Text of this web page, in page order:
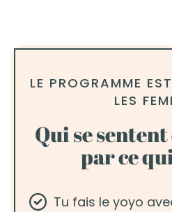
LE PROGRAMME
LES
Qui se
par ce
Tu fais le yoyo